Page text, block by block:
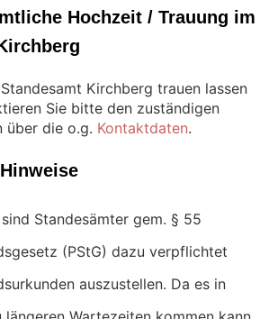
Hochzeit / Trauung im
Kirchberg trauen lassen
Sie bitte den zuständigen
über die o.g. Kontaktdaten.
Standesämter gem. § 55
(PStG) dazu verpflichtet
auszustellen. Da es in